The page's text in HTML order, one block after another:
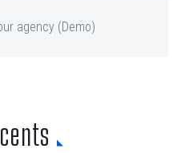
agency (Demo)